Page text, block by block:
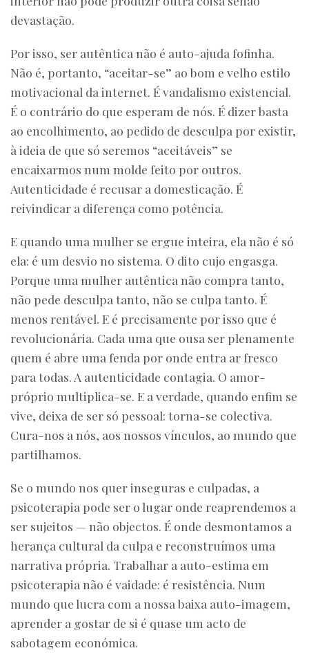
devastação.
Por isso, ser autêntica não é auto-ajuda fofinha.
Não é, portanto, “aceitar-se” ao bom e velho estilo
motivacional da internet. É vandalismo existencial.
É o contrário do que esperam de nós. É dizer basta
ao encolhimento, ao pedido de desculpa por existir,
à ideia de que só seremos “aceitáveis” se
encaixarmos num molde feito por outros.
Autenticidade é recusar a domesticação. É
reivindicar a diferença como potência.
E quando uma mulher se ergue inteira, ela não é só
ela: é um desvio no sistema. O dito cujo engasga.
Porque uma mulher autêntica não compra tanto,
não pede desculpa tanto, não se culpa tanto. É
menos rentável. E é precisamente por isso que é
revolucionária. Cada uma que ousa ser plenamente
quem é abre uma fenda por onde entra ar fresco
para todas. A autenticidade contagia. O amor-
próprio multiplica-se. E a verdade, quando enfim se
vive, deixa de ser só pessoal: torna-se colectiva.
Cura-nos a nós, aos nossos vínculos, ao mundo que
partilhamos.
Se o mundo nos quer inseguras e culpadas, a
psicoterapia pode ser o lugar onde reaprendemos a
ser sujeitos — não objectos. É onde desmontamos a
herança cultural da culpa e reconstruímos uma
narrativa própria. Trabalhar a auto-estima em
psicoterapia não é vaidade: é resistência. Num
mundo que lucra com a nossa baixa auto-imagem,
aprender a gostar de si é quase um acto de
sabotagem económica.